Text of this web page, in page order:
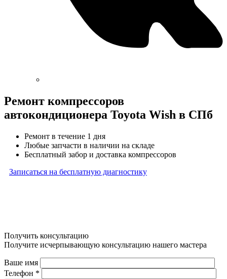
Ремонт компрессоров
автокондиционера Toyota Wish в СПб
Ремонт в течение 1 дня
Любые запчасти в наличии на складе
Бесплатный забор и доставка компрессоров
Записаться на бесплатную диагностику
Получить консультацию
Получите исчерпывающую консультацию нашего мастера
Ваше имя
Телефон *